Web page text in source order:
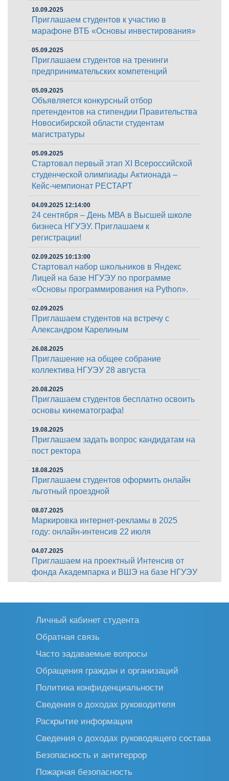
10.09.2025
Приглашаем студентов к участию в
марафоне ВТБ «Основы инвестирования»
05.09.2025
Приглашаем студентов на тренинги
предпринимательских компетенций
05.09.2025
Объявляется конкурсный отбор
претендентов на стипендии Правительства
Новосибирской области студентам
магистратуры
05.09.2025
Стартовал первый этап XI Всероссийской
студенческой олимпиады Актионада –
Кейс-чемпионат РЕСТАРТ
04.09.2025 12:14:00
24 сентября – День МВА в Высшей школе
бизнеса НГУЭУ. Приглашаем к
регистрации!
02.09.2025 10:13:00
Стартовал набор школьников в Яндекс
Лицей на базе НГУЭУ по программе
«Основы программирования на Python».
02.09.2025
Приглашаем студентов на встречу с
Александром Карелиным
26.08.2025
Приглашение на общее собрание
коллектива НГУЭУ 28 августа
20.08.2025
Приглашаем студентов бесплатно освоить
основы кинематографа!
19.08.2025
Приглашаем задать вопрос кандидатам на
пост ректора
18.08.2025
Приглашаем студентов оформить онлайн
льготный проездной
08.07.2025
Маркировка интернет-рекламы в 2025
году: онлайн-интенсив 22 июля
04.07.2025
Приглашаем на проектный Интенсив от
фонда Академпарка и ВШЭ на базе НГУЭУ
Личный кабинет студента
Обратная связь
Часто задаваемые вопросы
Обращения граждан и организаций
Политика конфиденциальности
Сведения о доходах руководителя
Раскрытие информации
Сведения о доходах руководящего состава
Безопасность и антитеррор
Пожарная безопасность